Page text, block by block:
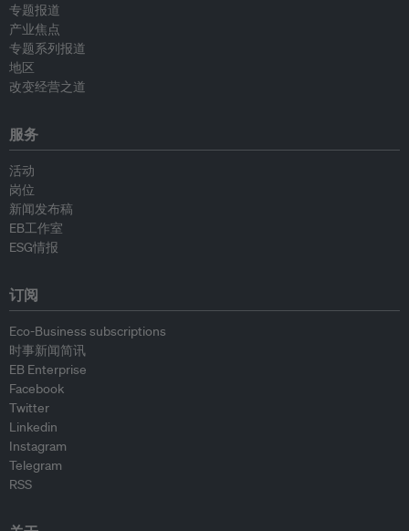
专题报道
产业焦点
专题系列报道
地区
改变经营之道
服务
活动
岗位
新闻发布稿
EB工作室
ESG情报
订阅
Eco-Business subscriptions
时事新闻简讯
EB Enterprise
Facebook
Twitter
Linkedin
Instagram
Telegram
RSS